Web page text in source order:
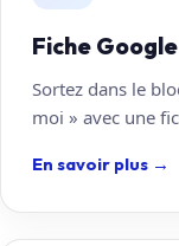
Fiche
Sortez dans le
moi » avec une
En savoir plus →